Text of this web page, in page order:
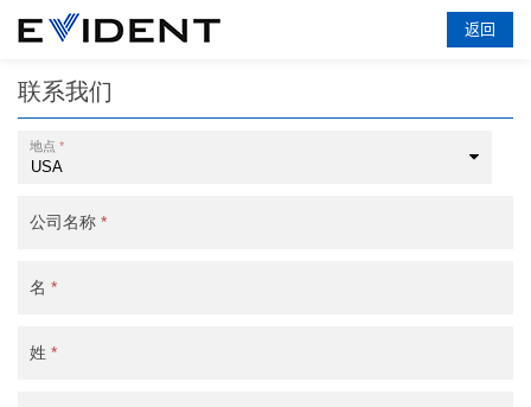
返回
联系我们
地点 *
公司名称 *
名 *
姓 *